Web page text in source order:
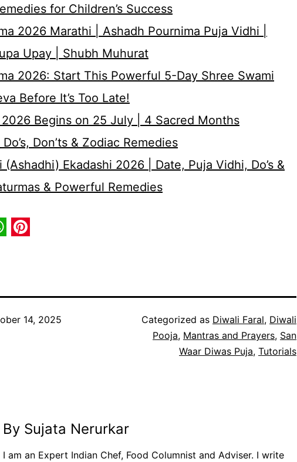
for Children’s Success
2026 Marathi | Ashadh Pournima Puja Vidhi |
Upay | Shubh Muhurat
2026: Start This Powerful 5-Day Shree Swami
Before It’s Too Late!
Begins on 25 July | 4 Sacred Months
Don’ts & Zodiac Remedies
(Ashadhi) Ekadashi 2026 | Date, Puja Vidhi, Do’s &
& Powerful Remedies
14, 2025 Categorized as Diwali Faral, Diwali
Pooja, Mantras and Prayers, San
Waar Diwas Puja, Tutorials
By Sujata Nerurkar
I am an Expert Indian Chef, Food Columnist and Adviser. I write